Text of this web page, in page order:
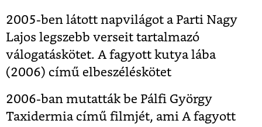
2005-ben látott napvilágot a Parti Nagy
Lajos legszebb verseit tartalmazó
válogatáskötet. A fagyott kutya lába
(2006) című elbeszéléskötet
2006-ban mutatták be Pálfi György
Taxidermia című filmjét, ami A fagyott